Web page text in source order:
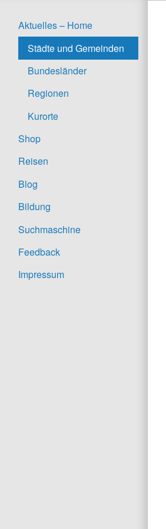
Aktuelles – Home
Städte und Gemeinden
Bundesländer
Regionen
Kurorte
Shop
Reisen
Blog
Bildung
Suchmaschine
Feedback
Impressum